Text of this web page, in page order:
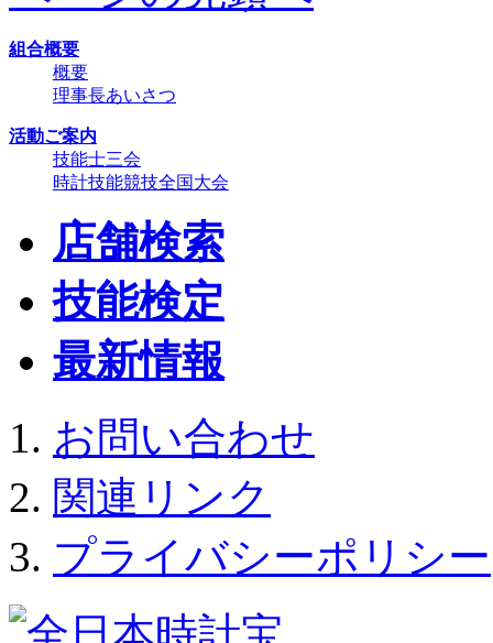
組合概要
概要
理事長あいさつ
活動ご案内
技能士三会
時計技能競技全国大会
店舗検索
技能検定
最新情報
お問い合わせ
関連リンク
プライバシーポリシー